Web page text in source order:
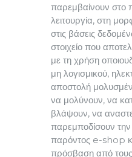
παρεμβαίνουν στο
λειτουργία, στη
στις βάσεις
στοιχείο που
με τη χρήση
μη λογισμικού,
αποστολή
να μολύνουν, να
βλάψουν, να
παρεμποδίσουν την
παρόντος e-shop
πρόσβαση από τους